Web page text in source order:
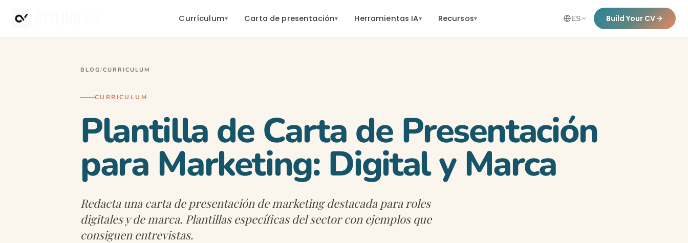
Currículum▾ Carta de presentación▾ Herramientas IA▾ Recursos▾ ES Build Your CV
BLOG/CURRICULUM
CURRICULUM
Plantilla de Carta de Presentación
para Marketing: Digital y Marca
Redacta una carta de presentación de marketing destacada para roles
digitales y de marca. Plantillas específicas del sector con ejemplos que
consiguen entrevistas.